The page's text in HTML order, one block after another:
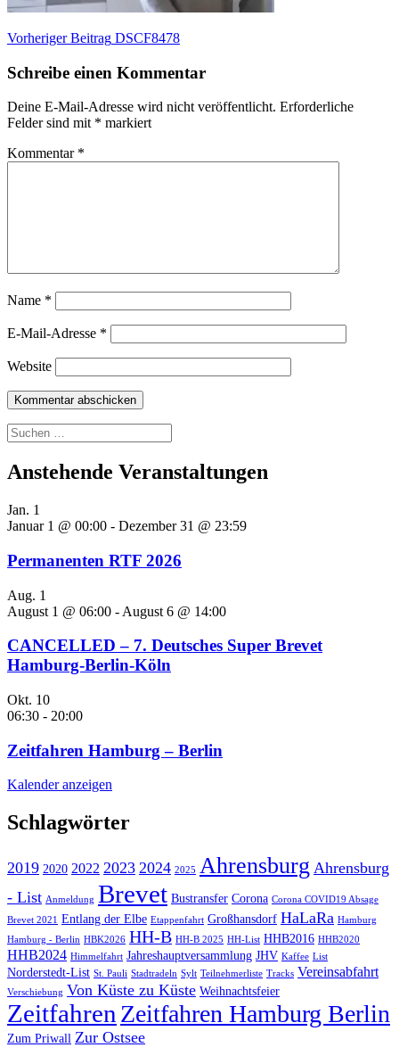
Beitragsnavigation
Vorheriger Beitrag Vorheriger
DSCF8478
Schreibe einen Kommentar
Deine E-Mail-Adresse wird nicht veröffentlicht. Erforderliche
Felder sind mit * markiert
Kommentar *
Name *
E-Mail-Adresse *
Website
Suchen
nach:
Anstehende Veranstaltungen
Jan. 1
Januar 1 @ 00:00 - Dezember 31 @ 23:59
Permanenten RTF 2026
Aug. 1
August 1 @ 06:00 - August 6 @ 14:00
CANCELLED – 7. Deutsches Super Brevet
Hamburg-Berlin-Köln
Okt. 10
06:30 - 20:00
Zeitfahren Hamburg – Berlin
Kalender anzeigen
Schlagwörter
2019 2020 2022 2023 2024 2025 Ahrensburg Ahrensburg
- List Anmeldung Brevet Bustransfer Corona Corona COVID19 Absage
Brevet 2021 Entlang der Elbe Etappenfahrt Großhansdorf HaLaRa Hamburg
Hamburg - Berlin HBK2026 HH-B HH-B 2025 HH-List HHB2016 HHB2020
HHB2024 Himmelfahrt Jahreshauptversammlung JHV Kaffee List
Norderstedt-List St. Pauli Stadtradeln Sylt Teilnehmerliste Tracks Vereinsabfahrt
Verschiebung Von Küste zu Küste Weihnachtsfeier
Zeitfahren Zeitfahren Hamburg Berlin
Zum Priwall Zur Ostsee